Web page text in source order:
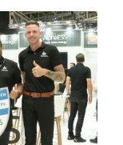
en
schaalbare
om